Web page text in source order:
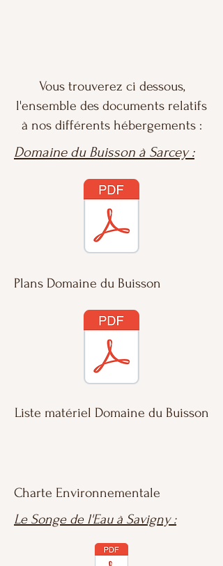
Vous trouverez ci dessous,
l'ensemble des documents relatifs
à nos différents hébergements :
Domaine du Buisson à Sarcey :
Plans Domaine du Buisson
Liste matériel Domaine du Buisson
Charte Environnementale
Le Songe de l'Eau à Savigny :